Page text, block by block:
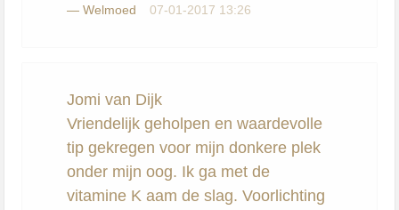
—Welmoed 07-01-2017 13:26
Jomi van Dijk
Vriendelijk geholpen en waardevolle
tip gekregen voor mijn donkere plek
onder mijn oog. Ik ga met de
vitamine K aam de slag. Voorlichting